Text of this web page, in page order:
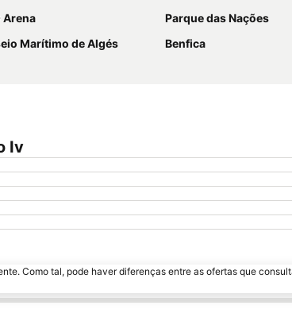
Arena
Parque das Nações
Marítimo de Algés
Benfica
Iv
Como tal, pode haver diferenças entre as ofertas que